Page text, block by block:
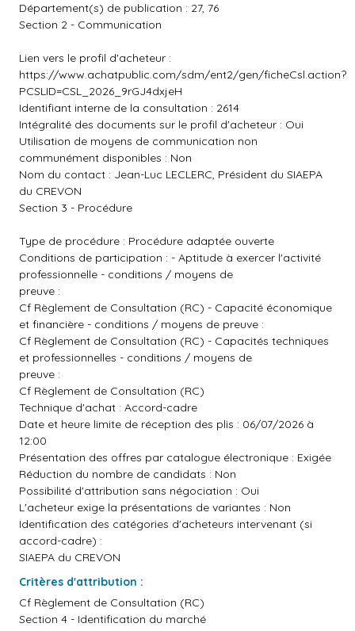
Département(s) de publication : 27, 76
Section 2 - Communication
Lien vers le profil d'acheteur :
https://www.achatpublic.com/sdm/ent2/gen/ficheCsl.action?
PCSLID=CSL_2026_9rGJ4dxjeH
Identifiant interne de la consultation : 2614
Intégralité des documents sur le profil d'acheteur : Oui
Utilisation de moyens de communication non
communément disponibles : Non
Nom du contact : Jean-Luc LECLERC, Président du SIAEPA
du CREVON
Section 3 - Procédure
Type de procédure : Procédure adaptée ouverte
Conditions de participation : - Aptitude à exercer l'activité
professionnelle - conditions / moyens de
preuve :
Cf Règlement de Consultation (RC) - Capacité économique
et financière - conditions / moyens de preuve :
Cf Règlement de Consultation (RC) - Capacités techniques
et professionnelles - conditions / moyens de
preuve :
Cf Règlement de Consultation (RC)
Technique d'achat : Accord-cadre
Date et heure limite de réception des plis : 06/07/2026 à
12:00
Présentation des offres par catalogue électronique : Exigée
Réduction du nombre de candidats : Non
Possibilité d'attribution sans négociation : Oui
L'acheteur exige la présentations de variantes : Non
Identification des catégories d'acheteurs intervenant (si
accord-cadre) :
SIAEPA du CREVON
Critères d'attribution :
Cf Règlement de Consultation (RC)
Section 4 - Identification du marché